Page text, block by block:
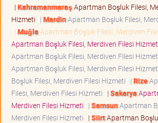
| KahramanmaraşApartman Boşluk Filesi,
Hizmeti | MardinApartman Boşluk Filesi,
| Muğla Apartman Boşluk Filesi, Merdiven
Apartman Boşluk Filesi, Merdiven Filesi
Apartman Boşluk Filesi, Merdiven Filesi
Apartman Boşluk Filesi, Merdiven Filesi
Boşluk Filesi, Merdiven Filesi Hizmeti | Rize
Filesi, Merdiven Filesi Hizmeti | Sakarya
Merdiven Filesi Hizmeti | SamsunApartman
Merdiven Filesi Hizmeti | SiirtApartman